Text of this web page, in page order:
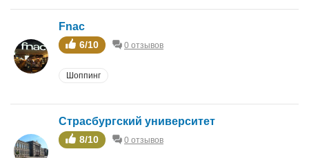
Fnac
6/10 0 отзывов
Шоппинг
Страсбургский университет
8/10 0 отзывов